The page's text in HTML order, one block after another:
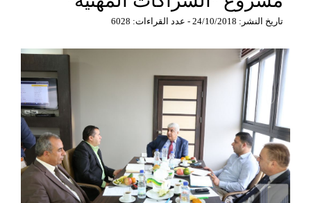
تاريخ النشر: 24/10/2018 - عدد القراءات: 6028